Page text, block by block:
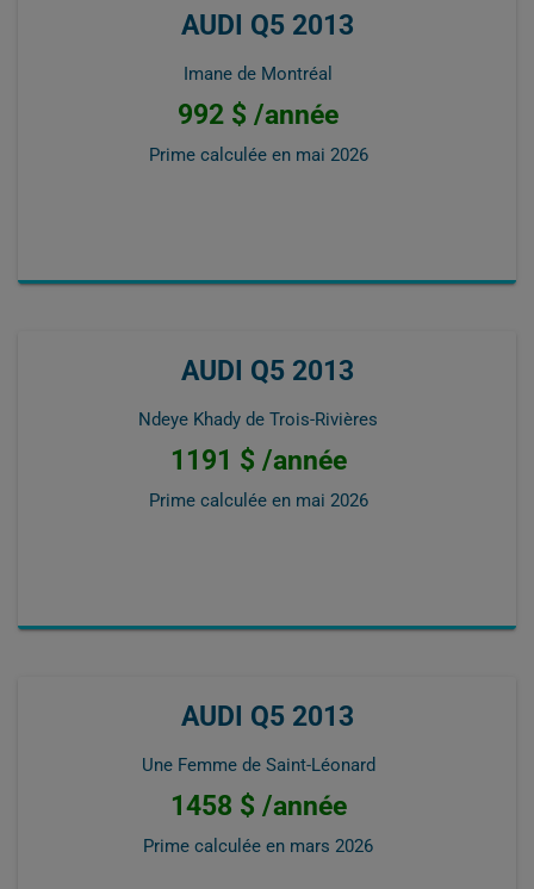
AUDI Q5 2013
Imane de Montréal
992 $ /année
Prime calculée en mai 2026
AUDI Q5 2013
Ndeye Khady de Trois-Rivières
1191 $ /année
Prime calculée en mai 2026
AUDI Q5 2013
Une Femme de Saint-Léonard
1458 $ /année
Prime calculée en mars 2026